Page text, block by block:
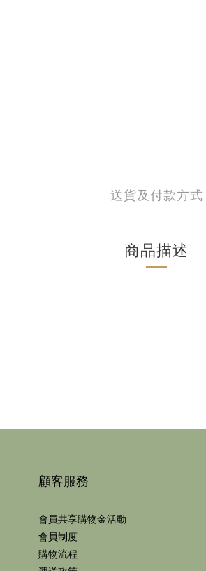
送貨及付款方式
商品描述
顧客服務
會員共享購物金活動
會員制度
購物流程